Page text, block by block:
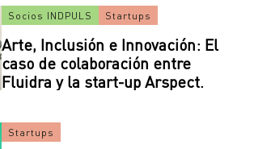
Socios INDPULS Startups
Arte, Inclusión e Innovación: El
caso de colaboración entre
Fluidra y la start-up Arspect.
Startups